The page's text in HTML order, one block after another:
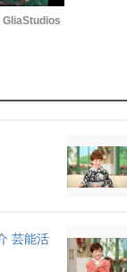
GliaStudios
芸能活